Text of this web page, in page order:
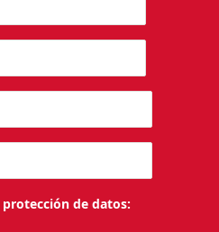
de datos: